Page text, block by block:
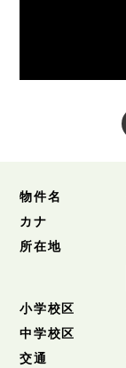
物件名
カナ
所在地
小学校区
中学校区
交通